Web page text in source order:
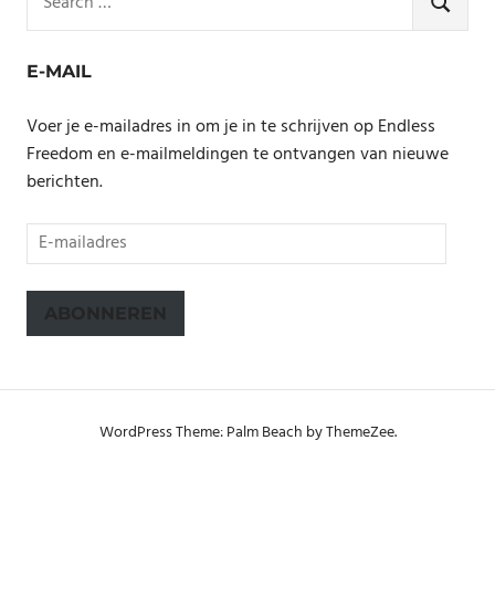
for:
SEARCH
E-MAIL
Voer je e-mailadres in om je in te schrijven op Endless
Freedom en e-mailmeldingen te ontvangen van nieuwe
berichten.
E-
mailadres
ABONNEREN
WordPress Theme: Palm Beach by ThemeZee.